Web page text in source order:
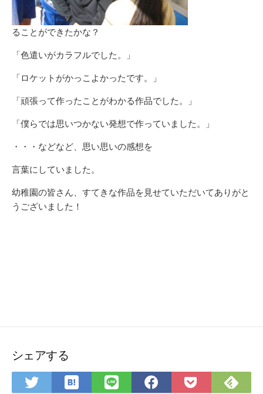
ることができたかな？
「色遣いがカラフルでした。」
「ロケットがかっこよかったです。」
「頑張って作ったことがわかる作品でした。」
「僕らでは思いつかない発想で作っていました。」
・・・などなど、思い思いの感想を
言葉にしていました。
幼稚園の皆さん、すてきな作品を見せていただいてありがと
うございました！
シェアする
Twitter
は
LINE
Facebook
Pocket